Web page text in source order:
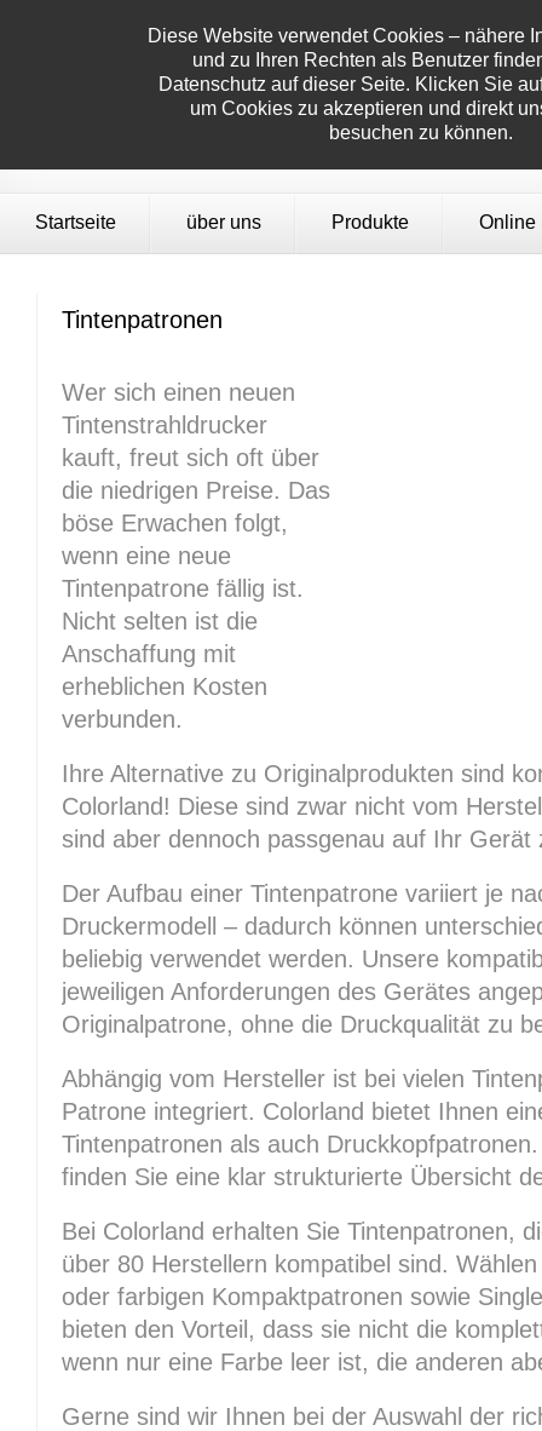
Diese Website verwendet Cookies – nähere
und zu Ihren Rechten als Benutzer
Datenschutz auf dieser Seite. Klicken Sie
um Cookies zu akzeptieren und direkt
besuchen zu können.
Startseite über uns Produkte Online
Tintenpatronen
Wer sich einen neuen
Tintenstrahldrucker
kauft, freut sich oft über
die niedrigen Preise. Das
böse Erwachen folgt,
wenn eine neue
Tintenpatrone fällig ist.
Nicht selten ist die
Anschaffung mit
erheblichen Kosten
verbunden.
Ihre Alternative zu Originalprodukten sind
Colorland! Diese sind zwar nicht vom
sind aber dennoch passgenau auf Ihr Gerät
Der Aufbau einer Tintenpatrone variiert je
Druckermodell – dadurch können
beliebig verwendet werden. Unsere
jeweiligen Anforderungen des Gerätes
Originalpatrone, ohne die Druckqualität zu
Abhängig vom Hersteller ist bei vielen
Patrone integriert. Colorland bietet Ihnen
Tintenpatronen als auch
finden Sie eine klar strukturierte Übersicht
Bei Colorland erhalten Sie Tintenpatronen,
über 80 Herstellern kompatibel sind.
oder farbigen Kompaktpatronen sowie
bieten den Vorteil, dass sie nicht die
wenn nur eine Farbe leer ist, die anderen
Gerne sind wir Ihnen bei der Auswahl der